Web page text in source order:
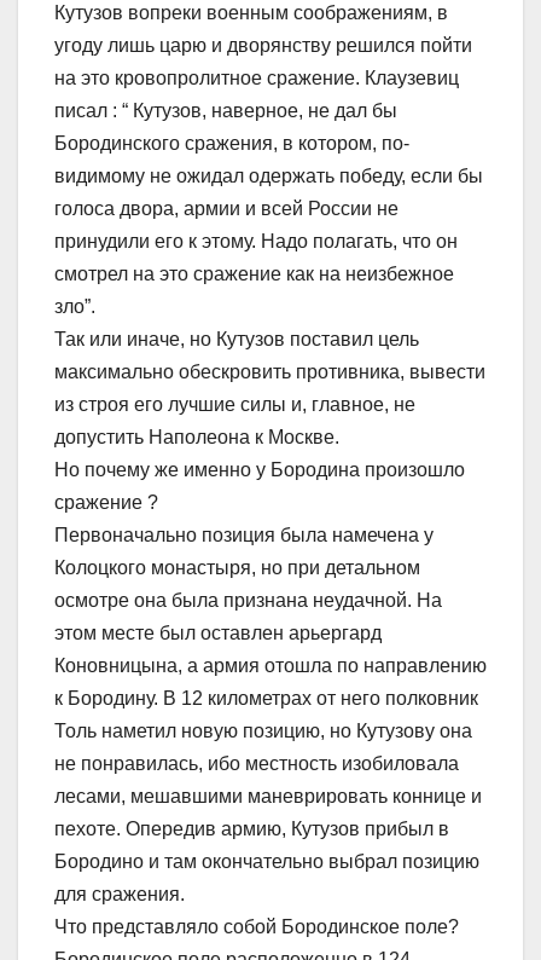
Кутузов вопреки военным соображениям, в
угоду лишь царю и дворянству решился пойти
на это кровопролитное сражение. Клаузевиц
писал : “ Кутузов, наверное, не дал бы
Бородинского сражения, в котором, по-
видимому не ожидал одержать победу, если бы
голоса двора, армии и всей России не
принудили его к этому. Надо полагать, что он
смотрел на это сражение как на неизбежное
зло”.
Так или иначе, но Кутузов поставил цель
максимально обескровить противника, вывести
из строя его лучшие силы и, главное, не
допустить Наполеона к Москве.
Но почему же именно у Бородина произошло
сражение ?
Первоначально позиция была намечена у
Колоцкого монастыря, но при детальном
осмотре она была признана неудачной. На
этом месте был оставлен арьергард
Коновницына, а армия отошла по направлению
к Бородину. В 12 километрах от него полковник
Толь наметил новую позицию, но Кутузову она
не понравилась, ибо местность изобиловала
лесами, мешавшими маневрировать коннице и
пехоте. Опередив армию, Кутузов прибыл в
Бородино и там окончательно выбрал позицию
для сражения.
Что представляло собой Бородинское поле?